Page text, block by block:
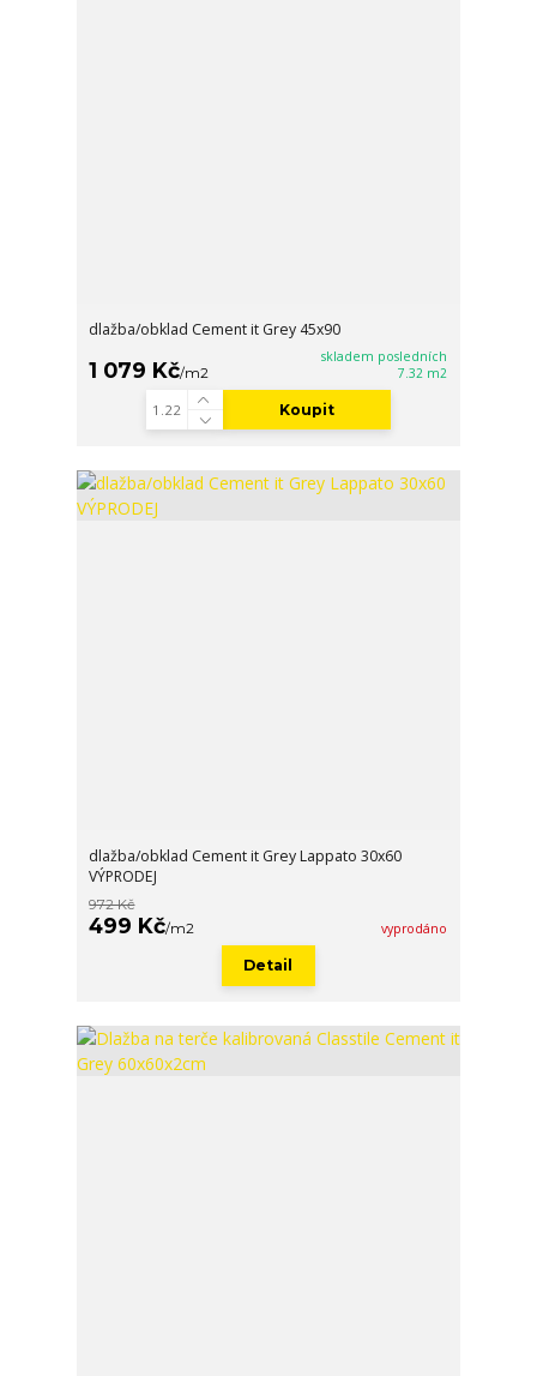
dlažba/obklad Cement it Grey 45x90
1 079 Kč/m2
skladem posledních
7.32 m2
Koupit
dlažba/obklad Cement it Grey Lappato 30x60
VÝPRODEJ
972 Kč
499 Kč/m2 vyprodáno
Detail